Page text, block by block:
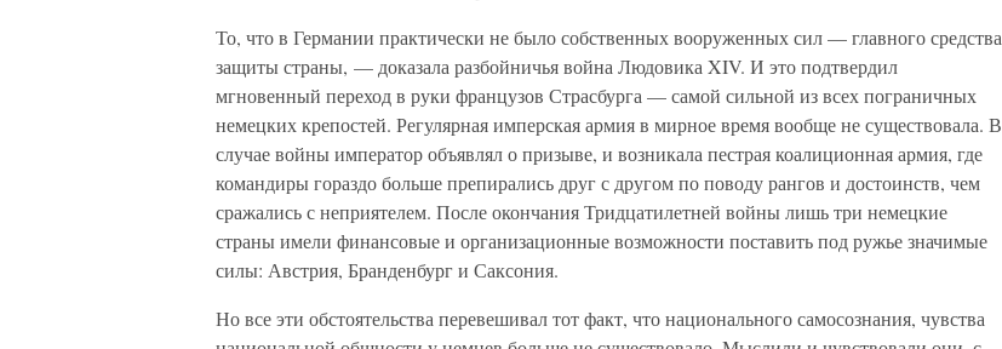
То, что в Германии практически не было собственных вооруженных сил — главного средства
защиты страны, — доказала разбойничья война Людовика XIV. И это подтвердил
мгновенный переход в руки французов Страсбурга — самой сильной из всех пограничных
немецких крепостей. Регулярная имперская армия в мирное время вообще не существовала. В
случае войны император объявлял о призыве, и возникала пестрая коалиционная армия, где
командиры гораздо больше препирались друг с другом по поводу рангов и достоинств, чем
сражались с неприятелем. После окончания Тридцатилетней войны лишь три немецкие
страны имели финансовые и организационные возможности поставить под ружье значимые
силы: Австрия, Бранденбург и Саксония.
Но все эти обстоятельства перевешивал тот факт, что национального самосознания, чувства